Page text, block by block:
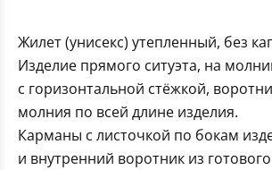
Жилет (унисекс) утепленный, без
Изделие прямого ситуэта, на
с горизонтальной стёжкой,
молния по всей длине изделия.
Карманы с листочкой по бокам
и внутренний воротник из